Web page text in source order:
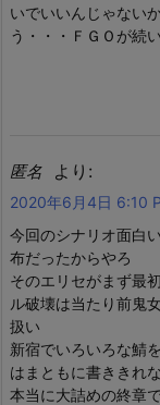
いでいいんじゃない
う・・・ＦＧＯが続
匿名 より:
2020年6月4日 6:10
今回のシナリオ面白
布だったからやろ
そのエリセがまず最
ル破壊は当たり前鬼
扱い
新宿でいろいろな鯖
はまともに書ききれ
本当に大詰めの終章